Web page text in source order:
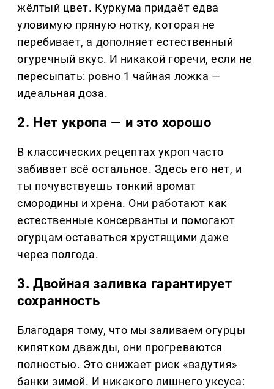
жёлтый цвет. Куркума придаёт едва
уловимую пряную нотку, которая не
перебивает, а дополняет естественный
огуречный вкус. И никакой горечи, если не
пересыпать: ровно 1 чайная ложка —
идеальная доза.
2. Нет укропа — и это хорошо
В классических рецептах укроп часто
забивает всё остальное. Здесь его нет, и
ты почувствуешь тонкий аромат
смородины и хрена. Они работают как
естественные консерванты и помогают
огурцам оставаться хрустящими даже
через полгода.
3. Двойная заливка гарантирует
сохранность
Благодаря тому, что мы заливаем огурцы
кипятком дважды, они прогреваются
полностью. Это снижает риск «вздутия»
банки зимой. И никакого лишнего уксуса: